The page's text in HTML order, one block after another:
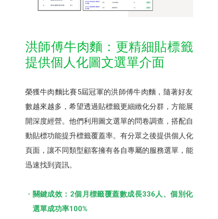
洪師傅牛肉麵：更精細貼標籤
提供個人化圖文選單介面
榮獲牛肉麵比賽5屆冠軍的洪師傅牛肉麵，隨著好友
數越來越多，希望透過貼標籤更細緻化分群，方能展
開深度經營。他們利用圖文選單的問卷調查，搭配自
動貼標功能提升標籤覆蓋率。有分眾之後提供個人化
頁面，讓不同類型顧客擁有各自專屬的服務選單，能
迅速找到資訊。
關鍵成效：2個月標籤覆蓋數成長336人、個別化
選單成功率100%